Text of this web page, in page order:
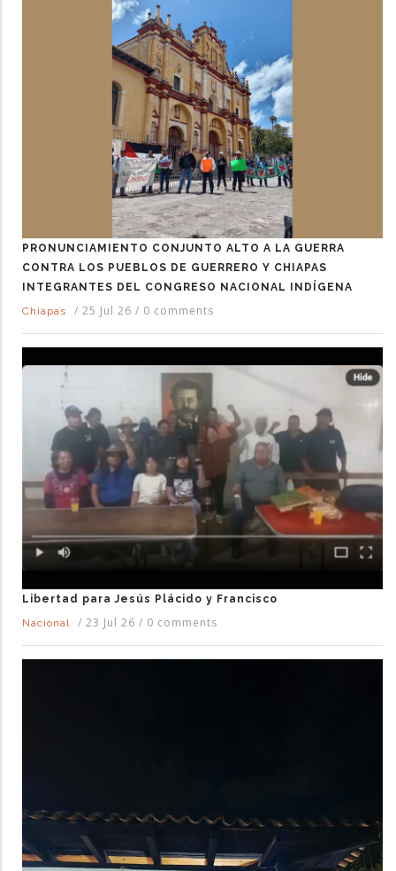
PRONUNCIAMIENTO CONJUNTO ALTO A LA GUERRA
CONTRA LOS PUEBLOS DE GUERRERO Y CHIAPAS
INTEGRANTES DEL CONGRESO NACIONAL INDÍGENA
Chiapas
/ 25 Jul 26 / 0 comments
Libertad para Jesús Plácido y Francisco
Nacional
/ 23 Jul 26 / 0 comments